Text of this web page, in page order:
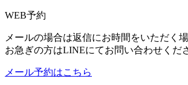
WEB予約
メールの場合は返信にお時間をいただく
お急ぎの方はLINEにてお問い合わせくだ
メール予約はこちら